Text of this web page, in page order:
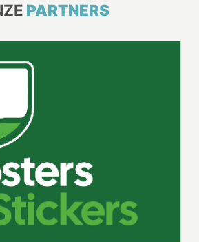
PARTNERS